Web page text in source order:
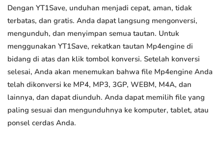
Dengan YT1Save, unduhan menjadi cepat, aman, tidak
terbatas, dan gratis. Anda dapat langsung mengonversi,
mengunduh, dan menyimpan semua tautan. Untuk
menggunakan YT1Save, rekatkan tautan Mp4engine di
bidang di atas dan klik tombol konversi. Setelah konversi
selesai, Anda akan menemukan bahwa file Mp4engine Anda
telah dikonversi ke MP4, MP3, 3GP, WEBM, M4A, dan
lainnya, dan dapat diunduh. Anda dapat memilih file yang
paling sesuai dan mengunduhnya ke komputer, tablet, atau
ponsel cerdas Anda.